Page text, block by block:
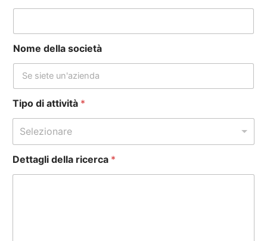
Nome della società
Tipo di attività *
Selezionare
Dettagli della ricerca *